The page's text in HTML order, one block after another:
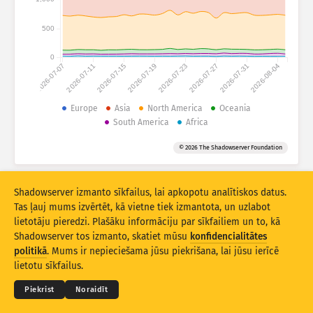
Uzbrukumu statistika: Ierīces
Palīdzība
Valstis
Datu kopa
Robežvērtība
Pārklāta
Atjaunināt Atiestatīt
Lejupielādēt kā PNG
2026-07-072026-07-112026-07-152026-07-192026-07-232026-07-272026-07-312026-08-04
0
500
Europe Asia North America
Oceania
South America
Africa
© 2026 The Shadowserver Foundation
© 2026THE SHADOWSERVER FOUNDATION
Konfidencialitāte un noteikumi
Kontakti
Izstrādātāji
Shadowserver izmanto sīkfailus, lai apkopotu analītiskos datus.
Tas ļauj mums izvērtēt, kā vietne tiek izmantota, un uzlabot
lietotāju pieredzi. Plašāku informāciju par sīkfailiem un to, kā
Shadowserver tos izmanto, skatiet mūsu konfidencialitātes
politikā. Mums ir nepieciešama jūsu piekrišana, lai jūsu ierīcē
lietotu sīkfailus.
Piekrist Noraidīt